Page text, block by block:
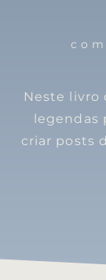
com
Neste livro
legendas
criar posts